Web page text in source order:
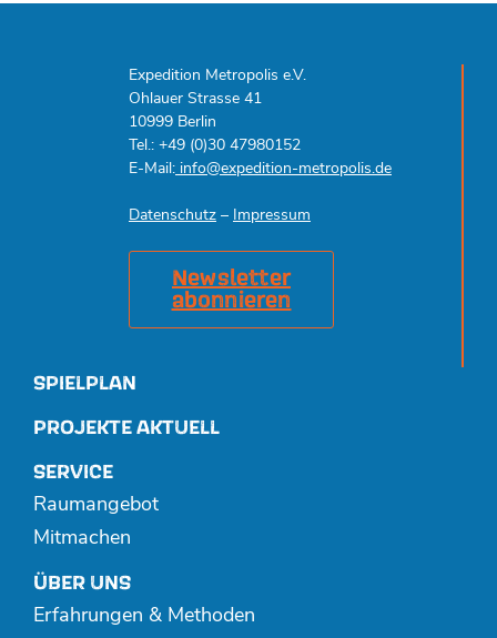
Expedition Metropolis e.V.
Ohlauer Strasse 41
10999 Berlin
Tel.: +49 (0)30 47980152
E-Mail: info@expedition-metropolis.de
Datenschutz – Impressum
Newsletter
abonnieren
SPIELPLAN
PROJEKTE AKTUELL
SERVICE
Raumangebot
Mitmachen
ÜBER UNS
Erfahrungen & Methoden